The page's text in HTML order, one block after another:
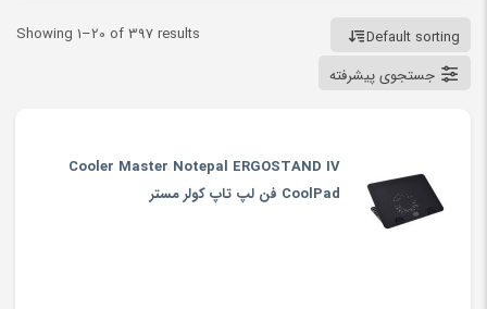
Showing 1–20 of 397 results
Default sorting
جستجوی پیشرفته
Cooler Master Notepal ERGOSTAND IV
CoolPad فن لپ تاپ کولر مستر